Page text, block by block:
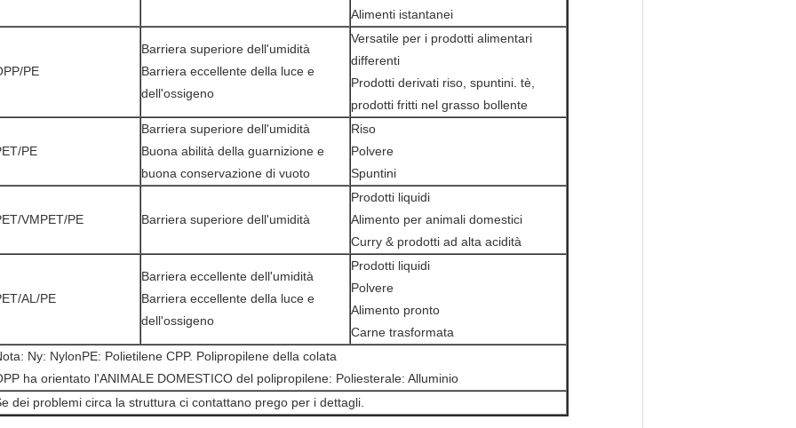
Alimenti istantanei
PE
Barriera superiore dell'umidità
Barriera eccellente della luce e
dell'ossigeno
Versatile per i prodotti alimentari
differenti
Prodotti derivati riso, spuntini. tè,
prodotti fritti nel grasso bollente
PE
Barriera superiore dell'umidità
Buona abilità della guarnizione e
buona conservazione di vuoto
Riso
Polvere
Spuntini
VMPET/PE Barriera superiore dell'umidità
Prodotti liquidi
Alimento per animali domestici
Curry & prodotti ad alta acidità
AL/PE
Barriera eccellente dell'umidità
Barriera eccellente della luce e
dell'ossigeno
Prodotti liquidi
Polvere
Alimento pronto
Carne trasformata
Ny: NylonPE: Polietilene CPP. Polipropilene della colata
ha orientato l'ANIMALE DOMESTICO del polipropilene: Poliesterale: Alluminio
dei problemi circa la struttura ci contattano prego per i dettagli.